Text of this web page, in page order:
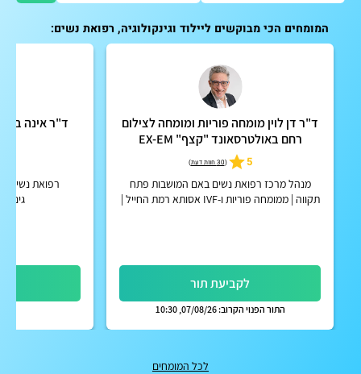
המומחים הכי מבוקשים ליילוד וגינקולוגיה, רפואת נשים:
ד"ר דן לוין מומחה פוריות ומומחה לצילום
רחם באולטרסאונד "קצף" EX-EM
5
(30 חוות דעת )
מנהל מרכז רפואת נשים באם המושבות פתח
תקווה | ממומחה פוריות ו-IVF אסותא רמת החייל |
לקביעת תור
התור הפנוי הקרוב: 07/08/26, 10:30
ד"ר אינה
רפואת נשים
לכל המומחים